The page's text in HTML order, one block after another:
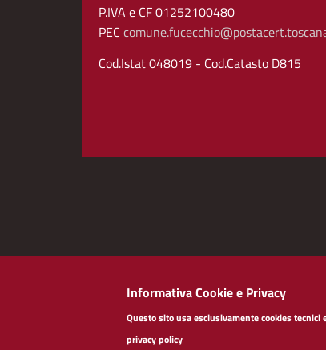
P.IVA e CF 01252100480
PEC
Cod.Istat 048019 - Cod.Catasto D815
Redazioneweb Dichiarazione di
Informativa Cookie e Privacy
Questo sito usa esclusivamente cookies
privacy policy